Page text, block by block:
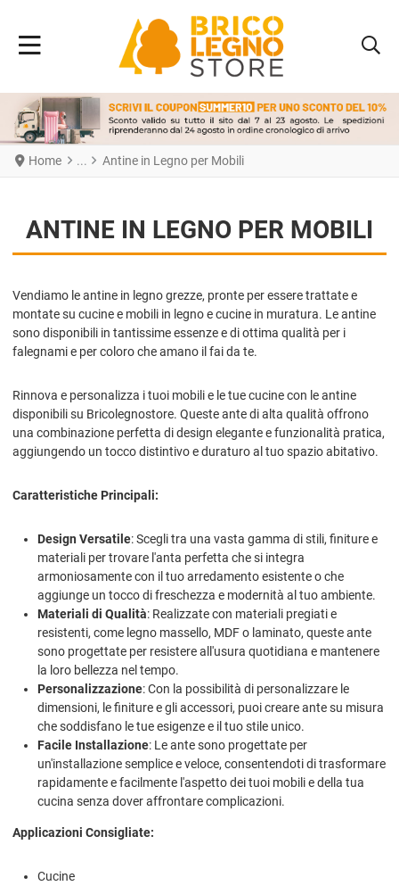
Home Antine in Legno per Mobili
ANTINE IN LEGNO PER MOBILI
Vendiamo le antine in legno grezze, pronte per essere trattate e
montate su cucine e mobili in legno e cucine in muratura. Le antine
sono disponibili in tantissime essenze e di ottima qualità per i
falegnami e per coloro che amano il fai da te.
Rinnova e personalizza i tuoi mobili e le tue cucine con le antine
disponibili su Bricolegnostore. Queste ante di alta qualità offrono
una combinazione perfetta di design elegante e funzionalità pratica,
aggiungendo un tocco distintivo e duraturo al tuo spazio abitativo.
Caratteristiche Principali:
Design Versatile: Scegli tra una vasta gamma di stili, finiture e
materiali per trovare l'anta perfetta che si integra
armoniosamente con il tuo arredamento esistente o che
aggiunge un tocco di freschezza e modernità al tuo ambiente.
Materiali di Qualità: Realizzate con materiali pregiati e
resistenti, come legno massello, MDF o laminato, queste ante
sono progettate per resistere all'usura quotidiana e mantenere
la loro bellezza nel tempo.
Personalizzazione: Con la possibilità di personalizzare le
dimensioni, le finiture e gli accessori, puoi creare ante su misura
che soddisfano le tue esigenze e il tuo stile unico.
Facile Installazione: Le ante sono progettate per
un'installazione semplice e veloce, consentendoti di trasformare
rapidamente e facilmente l'aspetto dei tuoi mobili e della tua
cucina senza dover affrontare complicazioni.
Applicazioni Consigliate:
Cucine